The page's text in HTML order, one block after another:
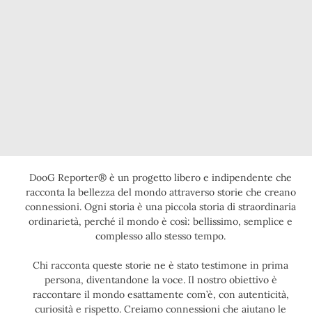
DooG Reporter® è un progetto libero e indipendente che
racconta la bellezza del mondo attraverso storie che creano
connessioni. Ogni storia è una piccola storia di straordinaria
ordinarietà, perché il mondo è così: bellissimo, semplice e
complesso allo stesso tempo.
Chi racconta queste storie ne è stato testimone in prima
persona, diventandone la voce. Il nostro obiettivo è
raccontare il mondo esattamente com’è, con autenticità,
curiosità e rispetto. Creiamo connessioni che aiutano le